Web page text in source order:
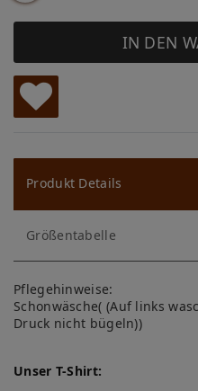
IN DEN
W
u
ns
ch
lis
te
Produkt Details
Größentabelle
Pflegehinweise:
Schonwäsche( (Auf links
Druck nicht bügeln))
Unser T-Shirt: